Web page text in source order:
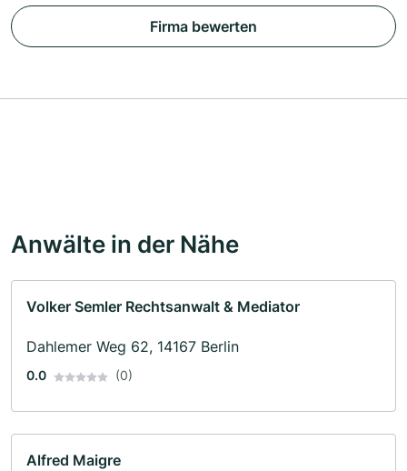
Firma bewerten
Anwälte in der Nähe
Volker Semler Rechtsanwalt & Mediator
Dahlemer Weg 62, 14167 Berlin
0.0 (0)
Alfred Maigre